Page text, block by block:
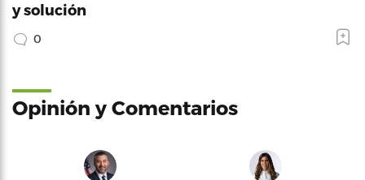
y solución
0
Opinión y Comentarios